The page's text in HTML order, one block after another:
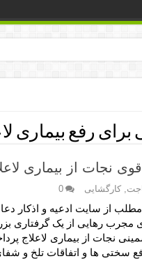
برای رفع بیماری
نجات از بیماری
,کارگشایی 0
مطلب از سایت ادعیه و اذکار
مجرب رهایی از یک گرفتاری
نجات از بیماری لاعلاج
سختی ها و اتفاقات تلخ و